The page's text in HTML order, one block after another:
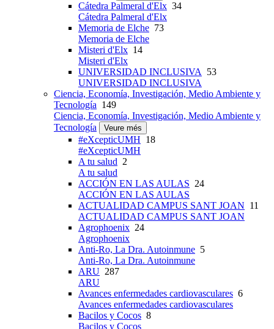
Cátedra Palmeral d'Elx 34
Cátedra Palmeral d'Elx
Memoria de Elche 73
Memoria de Elche
Misteri d'Elx 14
Misteri d'Elx
UNIVERSIDAD INCLUSIVA 53
UNIVERSIDAD INCLUSIVA
Ciencia, Economía, Investigación, Medio Ambiente y
Tecnología 149
Ciencia, Economía, Investigación, Medio Ambiente y
Tecnología
Veure més
#eXcepticUMH 18
#eXcepticUMH
A tu salud 2
A tu salud
ACCIÓN EN LAS AULAS 24
ACCIÓN EN LAS AULAS
ACTUALIDAD CAMPUS SANT JOAN 11
ACTUALIDAD CAMPUS SANT JOAN
Agrophoenix 24
Agrophoenix
Anti-Ro, La Dra. Autoinmune 5
Anti-Ro, La Dra. Autoinmune
ARU 287
ARU
Avances enfermedades cardiovasculares 6
Avances enfermedades cardiovasculares
Bacilos y Cocos 8
Bacilos y Cocos